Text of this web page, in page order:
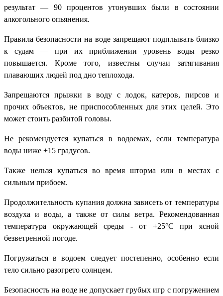
результат — 90 процентов утонувших были в состоянии
алкогольного опьянения.
Правила безопасности на воде запрещают подплывать близко
к судам — при их приближении уровень воды резко
повышается. Кроме того, известны случаи затягивания
плавающих людей под дно теплохода.
Запрещаются прыжки в воду с лодок, катеров, пирсов и
прочих объектов, не приспособленных для этих целей. Это
может стоить разбитой головы.
Не рекомендуется купаться в водоемах, если температура
воды ниже +15 градусов.
Также нельзя купаться во время шторма или в местах с
сильным прибоем.
Продолжительность купания должна зависеть от температуры
воздуха и воды, а также от силы ветра. Рекомендованная
температура окружающей среды - от +25°С при ясной
безветренной погоде.
Погружаться в водоем следует постепенно, особенно если
тело сильно разогрето солнцем.
Безопасность на воде не допускает грубых игр с погружением